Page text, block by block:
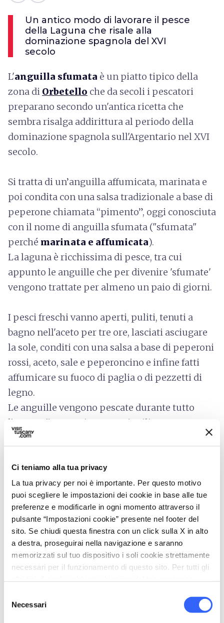
Ci teniamo alla tua privacy
La tua privacy per noi è importante. Per questo motivo
puoi scegliere le impostazioni dei cookie in base alle tue
preferenze e modificarle in ogni momento attraverso il
pulsante “Impostazioni cookie” presente nel footer del
sito. Se chiudi questa finestra con un click sulla X in alto
a destra, proseguirai nella navigazione e saranno
memorizzati sul tuo dispositivo i soli cookie strettamente
necessari per il funzionamento di questo sito. Per tutti gli
delNecessari
Un antico modo di lavorare il pesce
della Laguna che risale alla
dominazione spagnola del XVI
secolo
L'anguilla sfumata è un piatto tipico della
zona di Orbetello che da secoli i pescatori
preparano secondo un'antica ricetta che
sembra risalga addirittura al periodo della
dominazione spagnola sull'Argentario nel XVI
secolo.
Si tratta di un’anguilla affumicata, marinata e
poi condita con una salsa tradizionale a base di
peperone chiamata “pimento”, oggi conosciuta
con il nome di anguilla sfumata ("sfumata"
perché marinata e affumicata).
La laguna è ricchissima di pesce, tra cui
appunto le anguille che per divenire 'sfumate'
vengono trattate per almeno un paio di giorni.
I pesci freschi vanno aperti, puliti, tenuti a
bagno nell'aceto per tre ore, lasciati asciugare
la sole, conditi con una salsa a base di peperoni
rossi, aceto, sale e peperoncino e infine fatti
affumicare su fuoco di paglia o di pezzetti di
legno.
Le anguille vengono pescate durante tutto
l'anno. D'inverno i pescatori utilizzano
strutture fisse, chiamate “
costa al centro della laguna, facendole confluire
all’interno dei martavelli (o nasse), mentre
durante l’estate adoperano i “Crocioni”,
strutture movibili, nelle zone che il pescatore
sceglie, considerando le condizioni
dell’ambiente lagunare.
L'anguilla sfumata è perfetta anche per
preparare un gustososugo per gli spaghetti